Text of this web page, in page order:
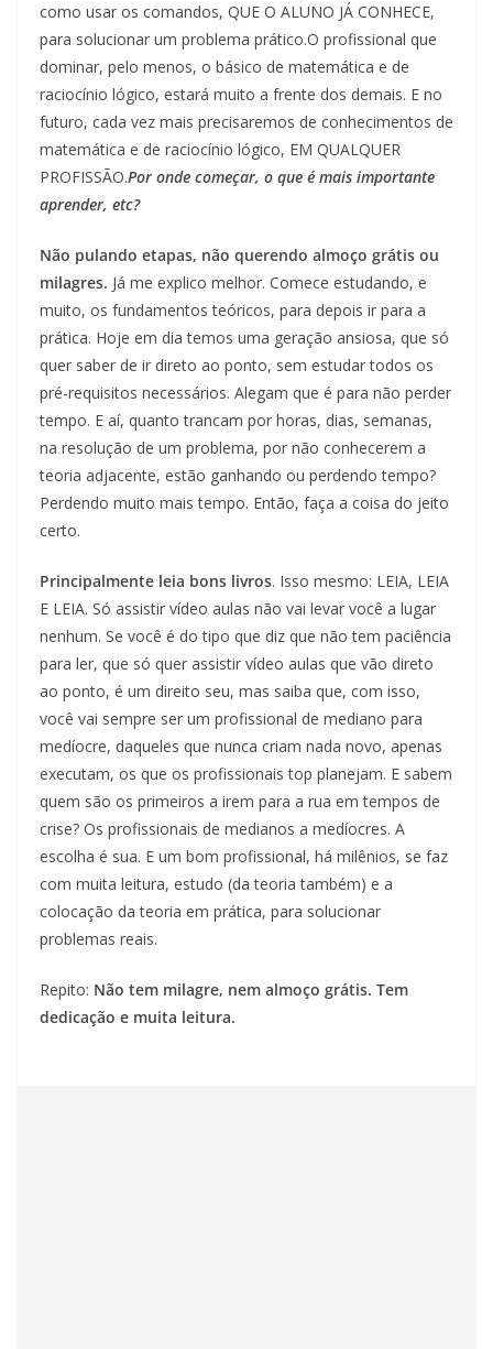
como usar os comandos, QUE O ALUNO JÁ CONHECE,
para solucionar um problema prático.O profissional que
dominar, pelo menos, o básico de matemática e de
raciocínio lógico, estará muito a frente dos demais. E no
futuro, cada vez mais precisaremos de conhecimentos de
matemática e de raciocínio lógico, EM QUALQUER
PROFISSÃO.Por onde começar, o que é mais importante
aprender, etc?
Não pulando etapas, não querendo almoço grátis ou
milagres. Já me explico melhor. Comece estudando, e
muito, os fundamentos teóricos, para depois ir para a
prática. Hoje em dia temos uma geração ansiosa, que só
quer saber de ir direto ao ponto, sem estudar todos os
pré-requisitos necessários. Alegam que é para não perder
tempo. E aí, quanto trancam por horas, dias, semanas,
na resolução de um problema, por não conhecerem a
teoria adjacente, estão ganhando ou perdendo tempo?
Perdendo muito mais tempo. Então, faça a coisa do jeito
certo.
Principalmente leia bons livros. Isso mesmo: LEIA, LEIA
E LEIA. Só assistir vídeo aulas não vai levar você a lugar
nenhum. Se você é do tipo que diz que não tem paciência
para ler, que só quer assistir vídeo aulas que vão direto
ao ponto, é um direito seu, mas saiba que, com isso,
você vai sempre ser um profissional de mediano para
medíocre, daqueles que nunca criam nada novo, apenas
executam, os que os profissionais top planejam. E sabem
quem são os primeiros a irem para a rua em tempos de
crise? Os profissionais de medianos a medíocres. A
escolha é sua. E um bom profissional, há milênios, se faz
com muita leitura, estudo (da teoria também) e a
colocação da teoria em prática, para solucionar
problemas reais.
Repito: Não tem milagre, nem almoço grátis. Tem
dedicação e muita leitura.